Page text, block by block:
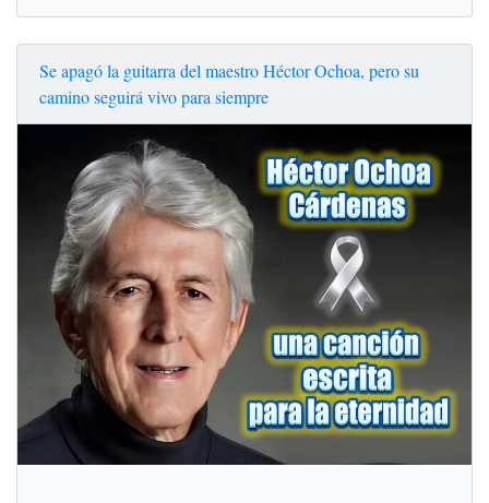
Se apagó la guitarra del maestro Héctor Ochoa, pero su
camino seguirá vivo para siempre